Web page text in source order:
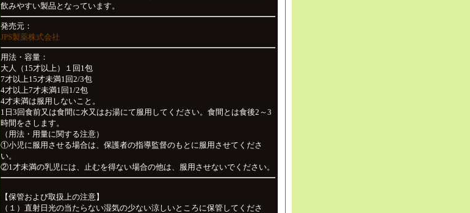
飲みやすい製品となっています。
発売元：
JPS製薬株式会社
用法・容量：
大人（15才以上）１回1包
7才以上15才未満1回2/3包
4才以上7才未満1回1/2包
4才未満は服用しないこと。
1日3回食前又は食間に水又はお湯にて服用してください。食間とは食後2～3
時間をさします。
（用法・用量に関する注意）
①小児に服用させる場合は、保護者の指導監督のもとに服用させてくださ
い。
②1才未満の乳児には、止むを得ない場合の他は、服用させないでください。
【保管および取扱上の注意】
（１）直射日光の当たらない湿気の少ない涼しいところに保管してくださ